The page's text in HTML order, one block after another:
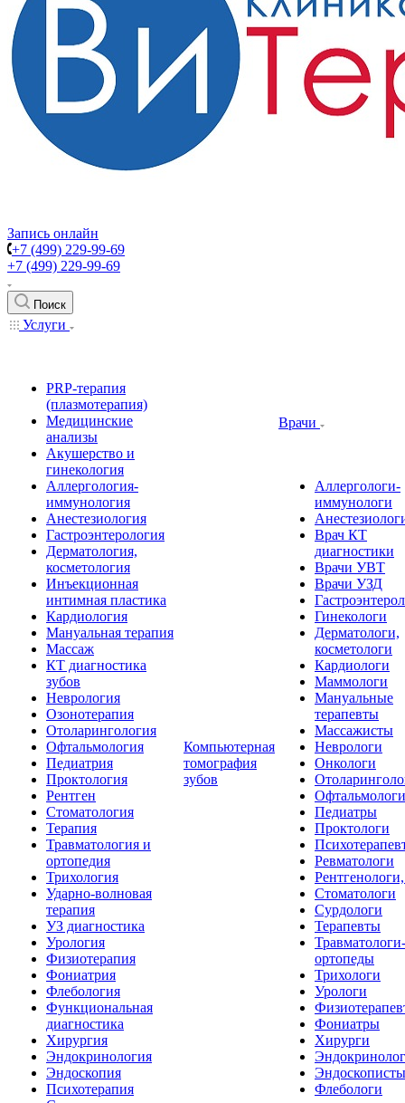
Запись онлайн
+7 (499) 229-99-69
+7 (499) 229-99-69
Поиск
Услуги
PRP-терапия
(плазмотерапия)
Медицинские
анализы
Акушерство и
гинекология
Аллергология-
иммунология
Анестезиология
Гастроэнтерология
Дерматология,
косметология
Инъекционная
интимная пластика
Кардиология
Мануальная терапия
Массаж
КТ диагностика
зубов
Неврология
Озонотерапия
Отоларингология
Офтальмология
Педиатрия
Проктология
Рентген
Стоматология
Терапия
Травматология и
ортопедия
Трихология
Ударно-волновая
терапия
УЗ диагностика
Урология
Физиотерапия
Фониатрия
Флебология
Функциональная
диагностика
Хирургия
Эндокринология
Эндоскопия
Психотерапия
Компьютерная
томография
зубов
Врачи
Аллергологи-
иммунологи
Врач КТ
диагностики
Врачи УВТ
Врачи УЗД
Гинекологи
Дерматологи,
косметологи
Кардиологи
Маммологи
Мануальные
терапевты
Массажисты
Неврологи
Онкологи
Офтальмологи
Педиатры
Проктологи
Ревматологи
Стоматологи
Сурдологи
Терапевты
Травматологи-
ортопеды
Трихологи
Урологи
Фониатры
Хирурги
Эндоскописты
Флебологи